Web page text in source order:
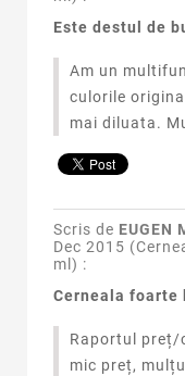
Este destul de
Am un
culorile
mai diluata.
Scris de EUGEN
Dec 2015 (
ml ) :
Cerneala foarte
Raportul preț/
mic preț,